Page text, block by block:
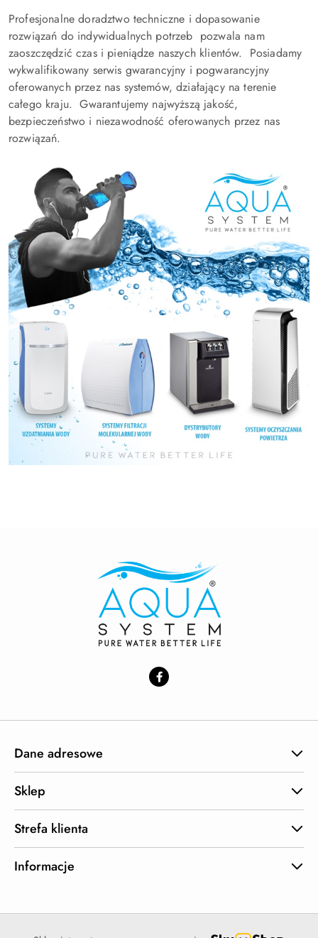
Profesjonalne doradztwo techniczne i dopasowanie
rozwiązań do indywidualnych potrzeb pozwala nam
zaoszczędzić czas i pieniądze naszych klientów. Posiadamy
wykwalifikowany serwis gwarancyjny i pogwarancyjny
oferowanych przez nas systemów, działający na terenie
całego kraju. Gwarantujemy najwyższą jakość,
bezpieczeństwo i niezawodność oferowanych przez nas
rozwiązań.
Dane adresowe
Sklep
Strefa klienta
Informacje